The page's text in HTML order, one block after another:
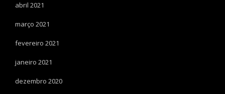
abril 2021
março 2021
fevereiro 2021
janeiro 2021
dezembro 2020